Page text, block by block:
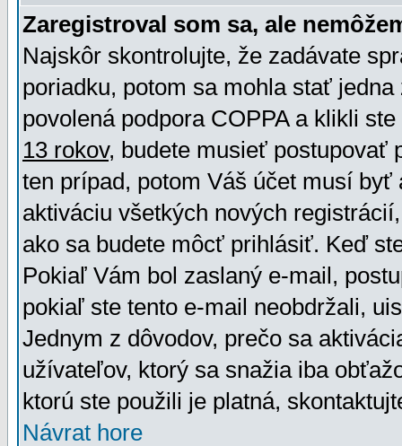
Zaregistroval som sa, ale
Najskôr skontrolujte, že zadávate
poriadku, potom sa mohla stať
povolená podpora COPPA a klikli
13 rokov, budete musieť postupovať
ten prípad, potom Váš účet musí
aktiváciu všetkých nových
ako sa budete môcť prihlásiť. Keď
Pokiaľ Vám bol zaslaný e-mail,
pokiaľ ste tento e-mail neobdržali,
Jednym z dôvodov, prečo sa
užívateľov, ktorý sa snažia iba
ktorú ste použili je platná,
Návrat hore